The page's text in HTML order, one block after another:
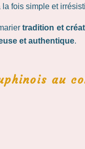
fois simple et
tradition et
et authentique.
au